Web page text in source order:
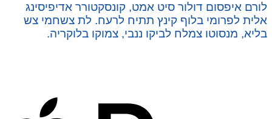
לורם איפסום דולור סיט אמט, קונסקטורר אדיפיסינג
אלית לפרומי בלוף קינץ תתיח לרעח. לת צשחמי צש
בליא, מנסוטו צמלח לביקו ננבי, צמוקו בלוקריה.